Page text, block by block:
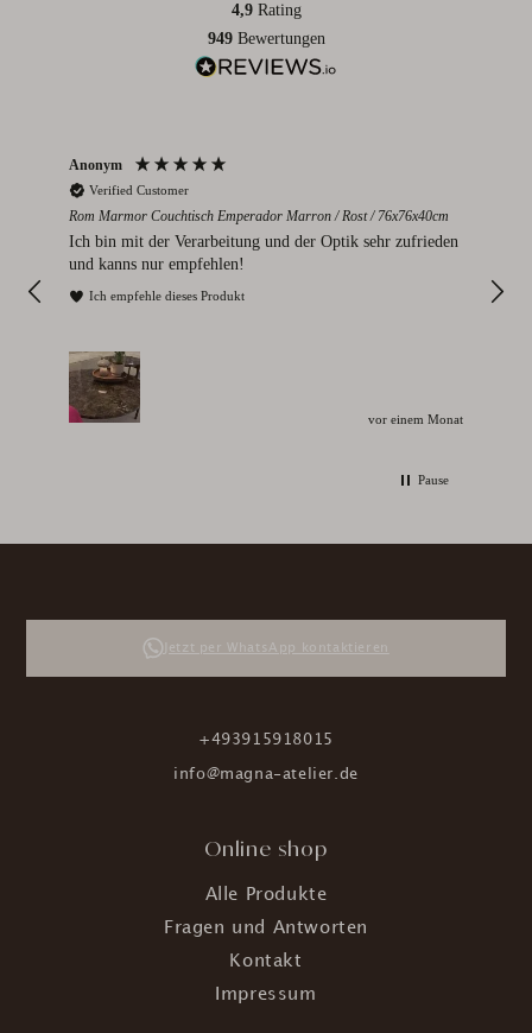
4,9 Rating
949 Bewertungen
Anonym
Verified Customer
Rom Marmor Couchtisch Emperador Marron / Rost / 76x76x40cm
Ich bin mit der Verarbeitung und der Optik sehr zufrieden
und kanns nur empfehlen!
Ich empfehle dieses Produkt
vor einem Monat
Pause
Jetzt per WhatsApp kontaktieren
+493915918015
info@magna-atelier.de
Online shop
Alle Produkte
Fragen und Antworten
Kontakt
Impressum